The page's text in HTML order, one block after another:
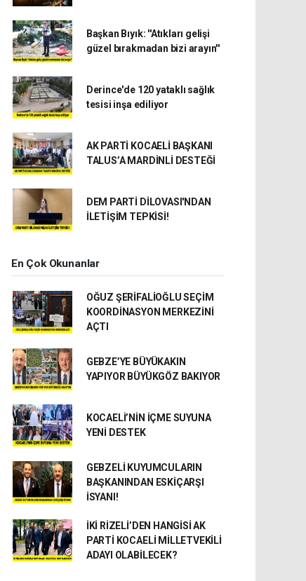
Başkan Bıyık: ''Atıkları gelişi
güzel bırakmadan bizi arayın''
Derince'de 120 yataklı sağlık
tesisi inşa ediliyor
AK PARTİ KOCAELİ BAŞKANI
TALUS’A MARDİNLİ DESTEĞİ
DEM PARTİ DİLOVASI'NDAN
İLETİŞİM TEPKİSİ!
En Çok Okunanlar
OĞUZ ŞERİFALİOĞLU SEÇİM
KOORDİNASYON MERKEZİNİ
AÇTI
GEBZE’YE BÜYÜKAKIN
YAPIYOR BÜYÜKGÖZ BAKIYOR
KOCAELİ’NİN İÇME SUYUNA
YENİ DESTEK
GEBZELİ KUYUMCULARIN
BAŞKANINDAN ESKİÇARŞI
İSYANI!
İKİ RİZELİ’DEN HANGİSİ AK
PARTİ KOCAELİ MİLLETVEKİLİ
ADAYI OLABİLECEK?